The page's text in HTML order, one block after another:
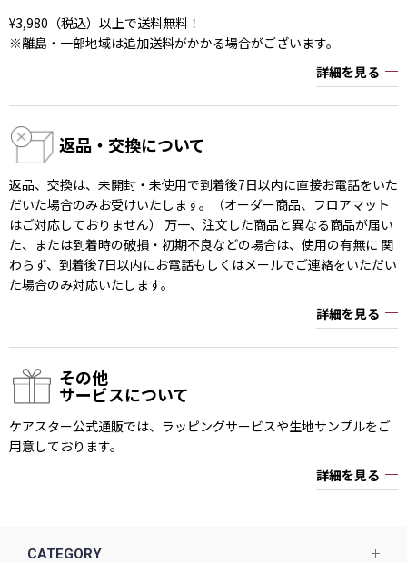
¥3,980（税込）以上で送料無料！
※離島・一部地域は追加送料がかかる場合がございます。
詳細を見る
返品・交換について
返品、交換は、未開封・未使用で到着後7日以内に直接お電話をいた
だいた場合のみお受けいたします。（オーダー商品、フロアマット
はご対応しておりません） 万一、注文した商品と異なる商品が届い
た、または到着時の破損・初期不良などの場合は、使用の有無に 関
わらず、到着後7日以内にお電話もしくはメールでご連絡をいただい
た場合のみ対応いたします。
詳細を見る
その他
サービスについて
ケアスター公式通販では、ラッピングサービスや生地サンプルをご
用意しております。
詳細を見る
CATEGORY